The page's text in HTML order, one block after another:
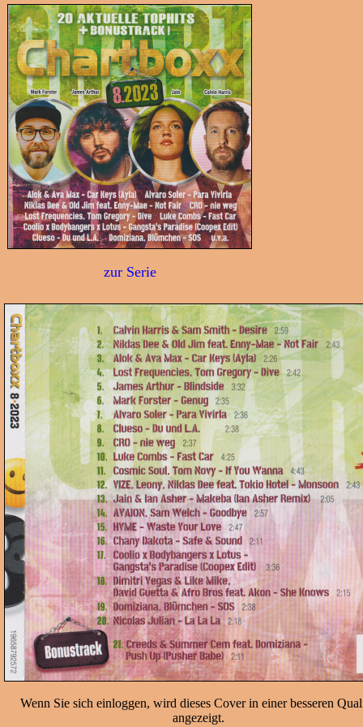
zur Serie
Wenn Sie sich einloggen, wird dieses Cover in einer besseren
angezeigt.